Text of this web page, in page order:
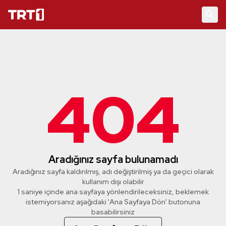
404
Aradığınız sayfa bulunamadı
Aradığınız sayfa kaldırılmış, adı değiştirilmiş ya da geçici olarak
kullanım dışı olabilir
1 saniye içinde ana sayfaya yönlendirileceksiniz, beklemek
istemiyorsanız aşağıdaki 'Ana Sayfaya Dön' butonuna
basabilirsiniz